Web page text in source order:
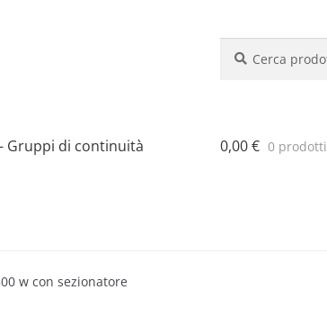
Gruppi di continuità 0,00€ 0 prodotti
w con sezionatore